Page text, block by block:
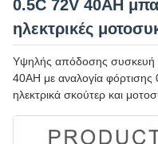
0.5C 72V 40AH
ηλεκτρικές
Υψηλής απόδοσης συσκευή
40AH με αναλογία φόρτισης
ηλεκτρικά σκούτερ και